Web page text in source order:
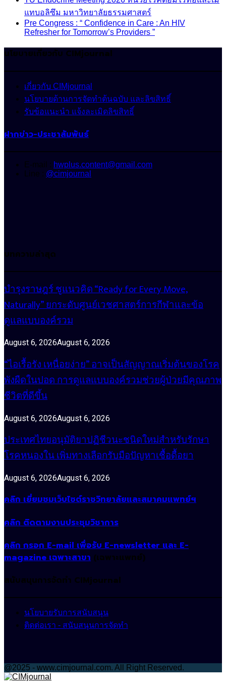
แทบอลิซึม มหาวิทยาลัยธรรมศาสตร์
Pre Congress : “ Confidence in Care : An HIV
Refresher for Tomorrow’s Providers ”
นโยบายเกี่ยวกับ CIMjournal
เกี่ยวกับ CIMjournal
นโยบายด้านการจัดทำต้นฉบับ และลิขสิทธิ์
รับข้อแนะนำ แจ้งละเมิดลิขสิทธิ์
ฝากข่าว-ประชาสัมพันธ์
E-mail : hwplus.content@gmail.com
Line : @cimjournal
บทความล่าสุด
บำรุงราษฎร์ ชูแนวคิด “Ready for Every Move,
Naturally” ยกระดับศูนย์เวชศาสตร์การกีฬาและข้อ
ดูแลแบบองค์รวม
August 6, 2026August 6, 2026
“ไอเรื้อรัง เหนื่อยง่าย” อาจเป็นสัญญาณเริ่มต้นของโรค
พังผืดในปอด การดูแลแบบองค์รวมช่วยผู้ป่วยมีคุณภาพ
ชีวิตที่ดีขึ้น
August 6, 2026August 6, 2026
ประเทศไทยอนุมัติยาปฏิชีวนะชนิดใหม่สำหรับรักษา
โรคหนองใน เพิ่มทางเลือกรับมือปัญหาเชื้อดื้อยา
August 6, 2026August 6, 2026
คลิก เยี่ยมชมเว็บไซต์ราชวิทยาลัยและสมาคมแพทย์ฯ
คลิก ติดตามงานประชุมวิชาการ
คลิก กรอก E-mail เพื่อรับ E-newsletter และ E-
magazine เฉพาะสาขา (เฉพาะแพทย์)
สนับสนุนการจัดทำ CIMjournal
นโยบายรับการสนับสนุน
ติดต่อเรา - สนับสนุนการจัดทำ
@2025 - www.cimjournal.com. All Right Reserved.